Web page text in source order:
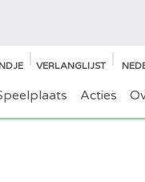
VERLANGLIJST
Acties